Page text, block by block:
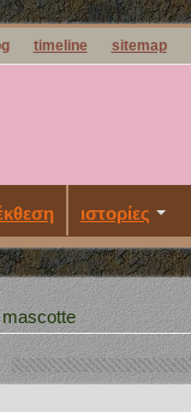
timeline sitemap
ιστορίες
mascotte